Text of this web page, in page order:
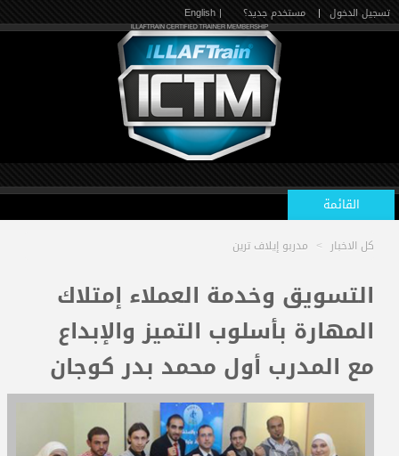
تسجيل الدخول | مستخدم جديد؟ | English
القائمة
الرئيسية
الدورات القادمة
المدربون
كل الاخبار > مدربو إيلاف ترين
التسويق وخدمة العملاء إمتلاك
المهارة بأسلوب التميز والإبداع
مع المدرب أول محمد بدر كوجان